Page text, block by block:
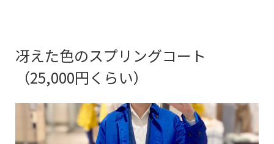
冴えた色のスプリングコート
（25,000円くらい）